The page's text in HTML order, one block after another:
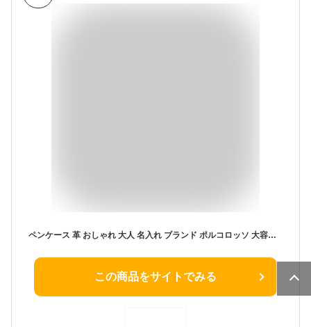
ペンケース 革 おしゃれ 大人 名入れ ブランド ポルコロッソ 大容量 メンズ レディース シンプル 筆箱 筆入れ 本革 栃木レザー レザー 日本製 ギフト 革婚式 プレゼント 入学祝い 就職祝い 誕生日 父の日 母の日 無地 男性 女性 30代 40代 50代 60代 還暦祝い [sokunou]
この商品をサイトでみる